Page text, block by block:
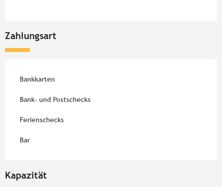
Zahlungsart
Bankkarten
Bank- und Postschecks
Ferienschecks
Bar
Kapazität